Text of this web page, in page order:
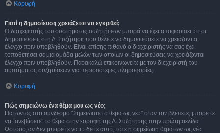
Κορυφή
Γιατί η δημοσίευση χρειάζεται να εγκριθεί;
Ο διαχειριστής του συστήματος συζητήσεων μπορεί να έχει αποφασίσει ότι οι
δημοσιεύσεις στη Δ. Συζήτηση που θέλετε να δημοσιεύσετε να χρειάζονται
έλεγχο πριν υποβληθούν. Είναι επίσης πιθανό ο διαχειριστής να σας έχει
τοποθετήσει σε μια ομάδα μελών των οποίων οι δημοσιεύσεις να χρειάζονται
έλεγχο πριν υποβληθούν. Παρακαλώ επικοινωνείτε με τον διαχειριστή του
συστήματος συζητήσεων για περισσότερες πληροφορίες.
Κορυφή
Πώς σημειώνω ένα θέμα μου ως νέο;
Πατώντας στο σύνδεσμο “Σημειώστε το θέμα ως νέο” όταν τον βλέπετε, μπορείτε
να “ανεβάσετε” το θέμα στην κορυφή της Δ. Συζήτησης στην πρώτη σελίδα.
Ωστόσο, αν δεν μπορείτε να το δείτε αυτό, τότε η σημείωση θεμάτων ως νέα